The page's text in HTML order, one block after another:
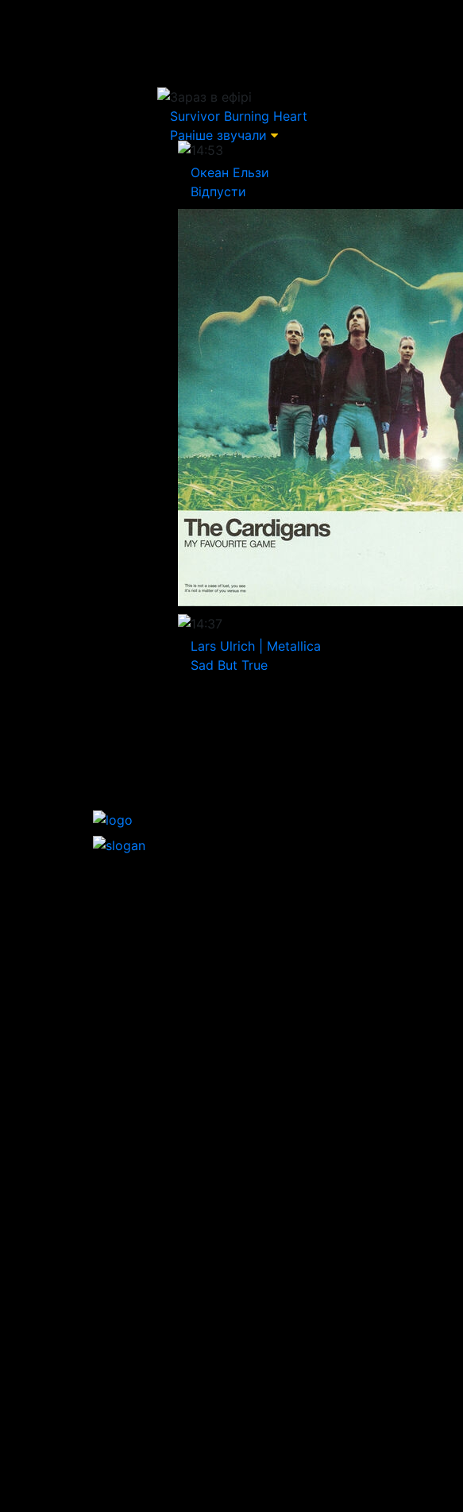
Зараз в ефірі
Survivor Burning Heart
Раніше звучали
14:53
Океан Ельзи
Вiдпусти
14:37
Lars Ulrich | Metallica
Sad But True